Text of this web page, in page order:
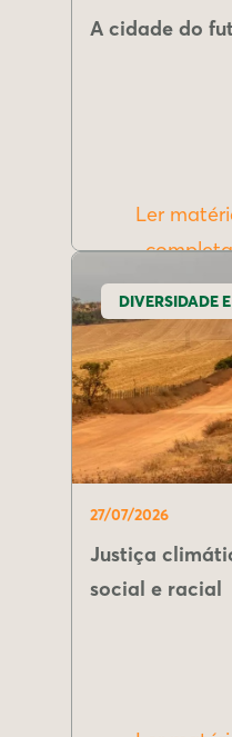
A cidade do
Ler
completa
DIVERSIDADE
27/07/2026
Justiça
social e racial